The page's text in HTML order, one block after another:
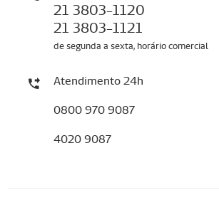
21 3803-1120
21 3803-1121
de segunda a sexta, horário comercial
Atendimento 24h
0800 970 9087
4020 9087